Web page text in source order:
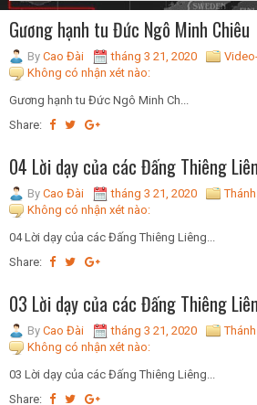
Gương hạnh tu Đức Ngô Minh Chiêu
By Cao Đài tháng 3 21, 2020
Không có nhận xét nào:
Gương hạnh tu Đức Ngô Minh Ch...
Share:
04 Lời dạy của các Đấng Thiêng
By Cao Đài tháng 3 21, 2020
Không có nhận xét nào:
04 Lời dạy của các Đấng Thiêng Liêng...
Share:
03 Lời dạy của các Đấng Thiêng
By Cao Đài tháng 3 21, 2020
Không có nhận xét nào:
03 Lời dạy của các Đấng Thiêng Liêng...
Share: